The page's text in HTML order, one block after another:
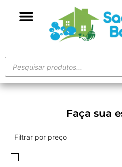
Faça sua
Filtrar por preço